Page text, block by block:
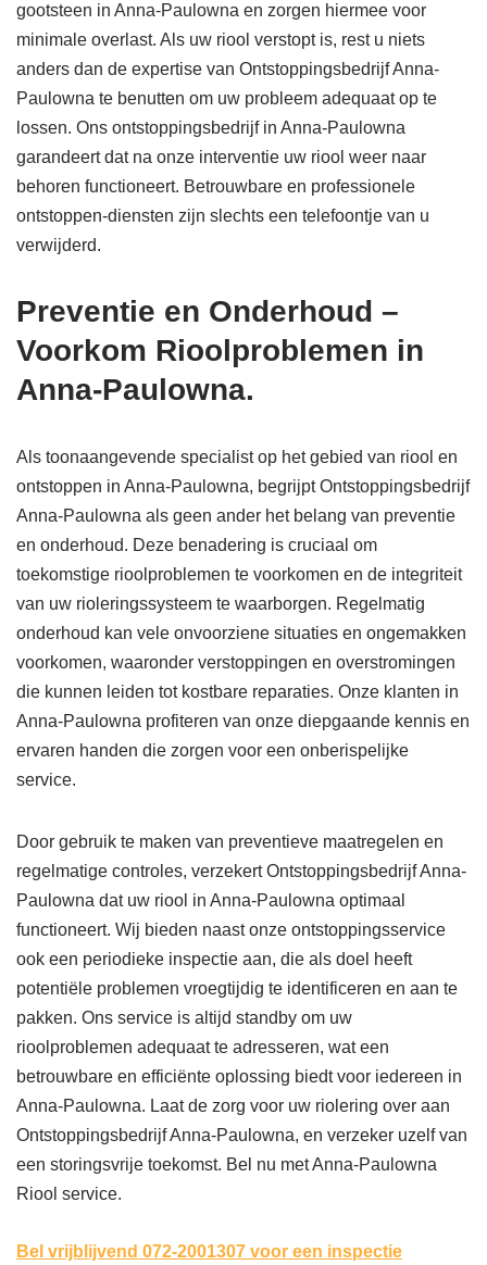
gootsteen in Anna-Paulowna en zorgen hiermee voor
minimale overlast. Als uw riool verstopt is, rest u niets
anders dan de expertise van Ontstoppingsbedrijf Anna-
Paulowna te benutten om uw probleem adequaat op te
lossen. Ons ontstoppingsbedrijf in Anna-Paulowna
garandeert dat na onze interventie uw riool weer naar
behoren functioneert. Betrouwbare en professionele
ontstoppen-diensten zijn slechts een telefoontje van u
verwijderd.
Preventie en Onderhoud –
Voorkom Rioolproblemen in
Anna-Paulowna.
Als toonaangevende specialist op het gebied van riool en
ontstoppen in Anna-Paulowna, begrijpt Ontstoppingsbedrijf
Anna-Paulowna als geen ander het belang van preventie
en onderhoud. Deze benadering is cruciaal om
toekomstige rioolproblemen te voorkomen en de integriteit
van uw rioleringssysteem te waarborgen. Regelmatig
onderhoud kan vele onvoorziene situaties en ongemakken
voorkomen, waaronder verstoppingen en overstromingen
die kunnen leiden tot kostbare reparaties. Onze klanten in
Anna-Paulowna profiteren van onze diepgaande kennis en
ervaren handen die zorgen voor een onberispelijke
service.
Door gebruik te maken van preventieve maatregelen en
regelmatige controles, verzekert Ontstoppingsbedrijf Anna-
Paulowna dat uw riool in Anna-Paulowna optimaal
functioneert. Wij bieden naast onze ontstoppingsservice
ook een periodieke inspectie aan, die als doel heeft
potentiële problemen vroegtijdig te identificeren en aan te
pakken. Ons service is altijd standby om uw
rioolproblemen adequaat te adresseren, wat een
betrouwbare en efficiënte oplossing biedt voor iedereen in
Anna-Paulowna. Laat de zorg voor uw riolering over aan
Ontstoppingsbedrijf Anna-Paulowna, en verzeker uzelf van
een storingsvrije toekomst. Bel nu met Anna-Paulowna
Riool service.
Bel vrijblijvend 072-2001307 voor een inspectie